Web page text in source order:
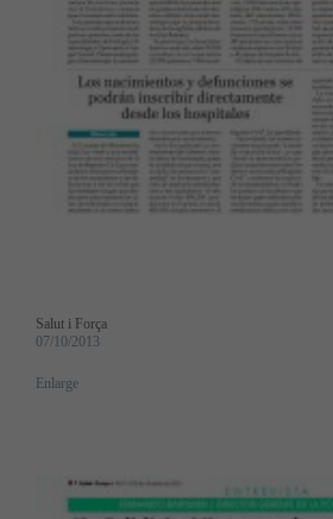
Salut i Força
07/10/2013
Enlarge